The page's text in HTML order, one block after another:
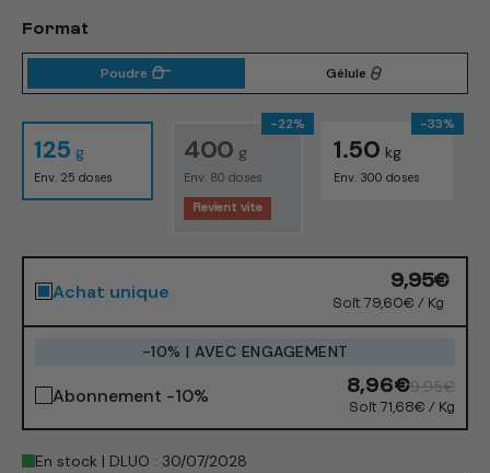
Format
Poudre Gélule
125 g
Env. 25 doses
400 g
Env. 80 doses
-22%
Revient vite
1.50 kg
Env. 300 doses
-33%
Achat unique
habituel
9,95€
Soit 79,60€ / Kg
-10% | AVEC ENGAGEMENT
Abonnement -10% 8,96€9,95€
Soit 71,68€ / Kg
En stock | DLUO : 30/07/2028